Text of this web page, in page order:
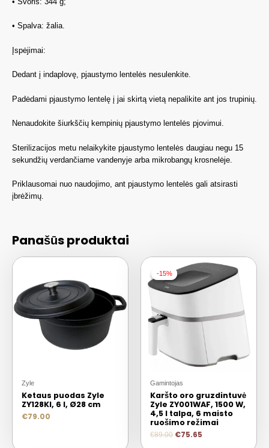
• Spalva: žalia.
Įspėjimai:
Dedant į indaplovę, pjaustymo lentelės nesulenkite.
Padėdami pjaustymo lentelę į jai skirtą vietą nepalikite ant jos trupinių.
Nenaudokite šiurkščių kempinių pjaustymo lentelės pjovimui.
Sterilizacijos metu nelaikykite pjaustymo lentelės daugiau negu 15
sekundžių verdančiame vandenyje arba mikrobangų krosnelėje.
Priklausomai nuo naudojimo, ant pjaustymo lentelės gali atsirasti
įbrėžimų.
Panašūs produktai
Zyle
Ketaus puodas Zyle
ZY128KI, 6 l, Ø28 cm
€79.00
-15%
-15%
Gamintojas
Karšto oro gruzdintuvė
Zyle ZY001WAF, 1500 W,
4,5 l talpa, 6 maisto
ruošimo režimai
€89.00 €75.65